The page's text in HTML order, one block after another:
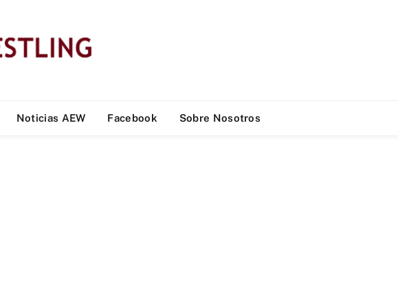
Noticias AEW Facebook Sobre Nosotros